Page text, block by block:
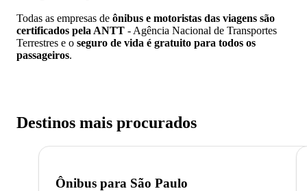
Todas as empresas de ônibus e motoristas das viagens são
certificados pela ANTT - Agência Nacional de Transportes
Terrestres e o seguro de vida é gratuito para todos os
passageiros.
Destinos mais procurados
Ônibus para São Paulo